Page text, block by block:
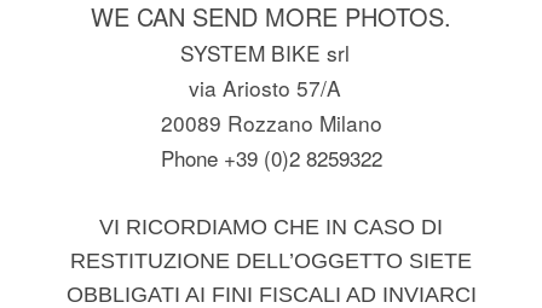
WE CAN SEND MORE PHOTOS.
SYSTEM BIKE srl
via Ariosto 57/A
20089 Rozzano Milano
Phone +39 (0)2 8259322
VI RICORDIAMO CHE IN CASO DI
RESTITUZIONE DELL’OGGETTO SIETE
OBBLIGATI AI FINI FISCALI AD INVIARCI